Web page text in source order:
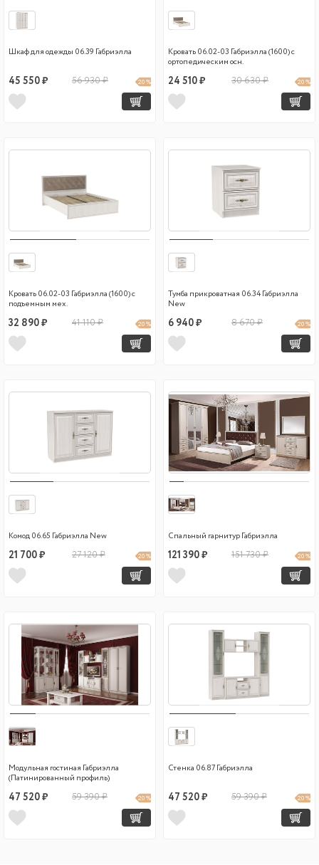
Шкаф для одежды 06.39 Габриэлла
45 550 ₽ 56 930 ₽ 20 %
Кровать 06.02-03 Габриэлла (1600) с
ортопедическим осн.
24 510 ₽ 30 630 ₽ 20 %
Кровать 06.02-03 Габриэлла (1600) с
подъемным мех.
32 890 ₽ 41 110 ₽ 20 %
Тумба прикроватная 06.34 Габриэлла
New
6 940 ₽ 8 670 ₽ 20 %
Комод 06.65 Габриэлла New
21 700 ₽ 27 120 ₽ 20 %
Спальный гарнитур Габриэлла
121 390 ₽ 151 730 ₽ 20 %
Модульная гостиная Габриэлла
(Патинированный профиль)
47 520 ₽ 59 390 ₽ 20 %
Стенка 06.87 Габриэлла
47 520 ₽ 59 390 ₽ 20 %